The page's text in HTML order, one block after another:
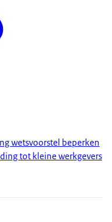
wetsvoorstel beperken
tot kleine werkgevers